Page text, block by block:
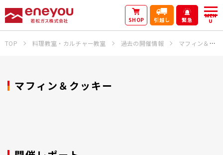
SHOP 引越し 緊急
MEN
U
TOP 料理教室・カルチャー教室 過去の開催情報 マフィン＆クッキー
マフィン＆クッキー